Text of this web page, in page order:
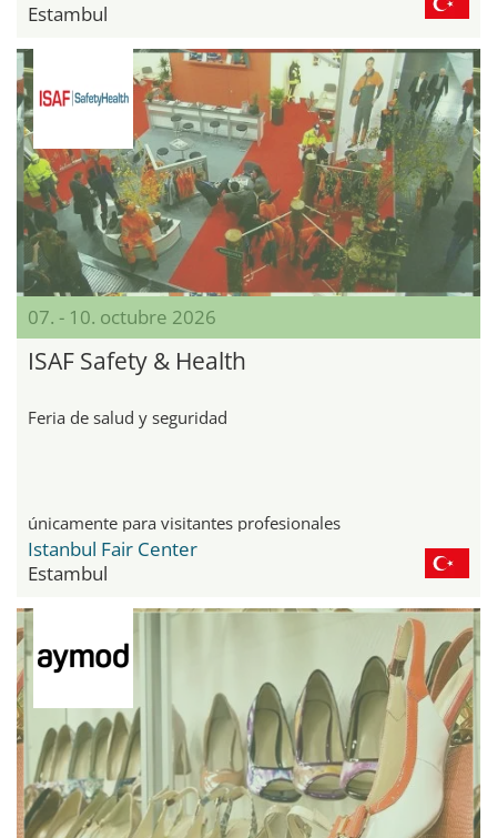
Estambul
07. - 10. octubre 2026
ISAF Safety & Health
Feria de salud y seguridad
únicamente para visitantes profesionales
Istanbul Fair Center
Estambul